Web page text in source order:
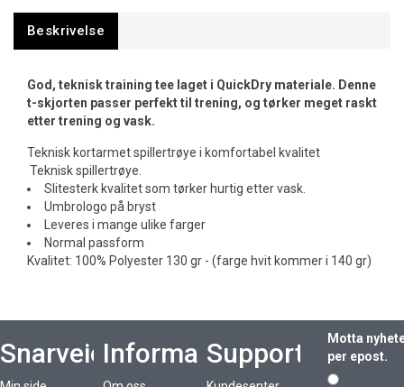
Beskrivelse
God, teknisk training tee laget i QuickDry materiale. Denne
t-skjorten passer perfekt til trening, og tørker meget raskt
etter trening og vask.
Teknisk kortarmet spillertrøye i komfortabel kvalitet
Teknisk spillertrøye.
Slitesterk kvalitet som tørker hurtig etter vask.
Umbrologo på bryst
Leveres i mange ulike farger
Normal passform
Kvalitet: 100% Polyester 130 gr - (farge hvit kommer i 140 gr)
SnarveierInformasjonSupport
Motta
per epost.